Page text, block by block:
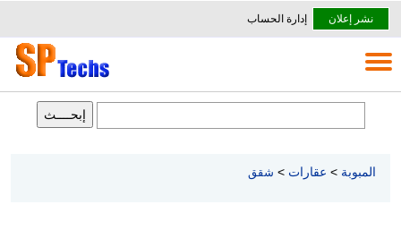
نشر إعلان إدارة الحساب
المبوبة > عقارات > شقق